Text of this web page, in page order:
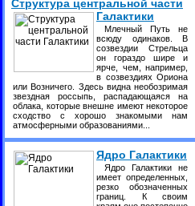
Структура центральной части
Галактики
Млечный Путь не
всюду одинаков. В
созвездии Стрельца
он гораздо шире и
ярче, чем, например,
в созвездиях Ориона
или Возничего. Здесь видна необозримая
звездная россыпь, распадающаяся на
облака, которые внешне имеют некоторое
сходство с хорошо знакомыми нам
атмосферными образованиями...
Ядро Галактики
Ядро Галактики не
имеет определенных,
резко обозначенных
границ. К своим